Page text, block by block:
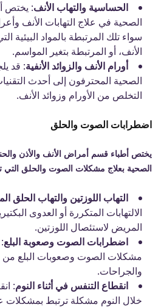
الحساسية والتهاب الأنف: يختص
الصحية في علاج التهابات الأنف
سواء تلك المرتبطة بالمواد البيئية
الأنف، أو المرتبطة بتغير المواسم.
أورام الأنف والزوائد الأنفية: قد
الصحية المحترفون إلى أحدث
التخلص من الأورام وزوائد الأنف.
اضطرابات الصوت والحلق
يختص أطباء قسم أمراض الأنف والأذن
الصحية بعلاج مشكلات الصوت والحلق
التهاب اللوزتين والتهاب الحلق
الالتهابات المتكررة أو العدوى
المريض لاستئصال اللوزتين.
اضطرابات الصوت وصعوبة البلع
مشكلات الصوت وصعوبات البلع من
والجراحات.
انقطاع التنفس في أثناء النوم:
خلال النوم مشكلة ترتبط بمشكلات